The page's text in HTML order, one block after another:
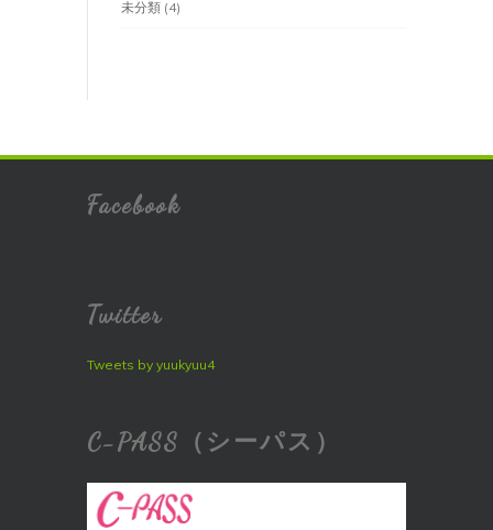
未分類 (4)
Facebook
Twitter
Tweets by yuukyuu4
C-PASS（シーパス）